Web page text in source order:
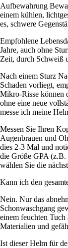
Aufbewahrung
einem kühlen,
es, schwere
Empfohlene
Jahre, auch ohne
Zeit, durch Schweiß
Nach einem Sturz
Schaden vorliegt,
Mikro-Risse können
ohne eine neue
messe ich meine
Messen Sie Ihren
Augenbrauen und
dies 2-3 Mal und
die Größe GPA
wählen Sie die
Kann ich den
Nein. Nur das
Schonwaschgang
einem feuchten Tuch
Materialien und
Ist dieser Helm für